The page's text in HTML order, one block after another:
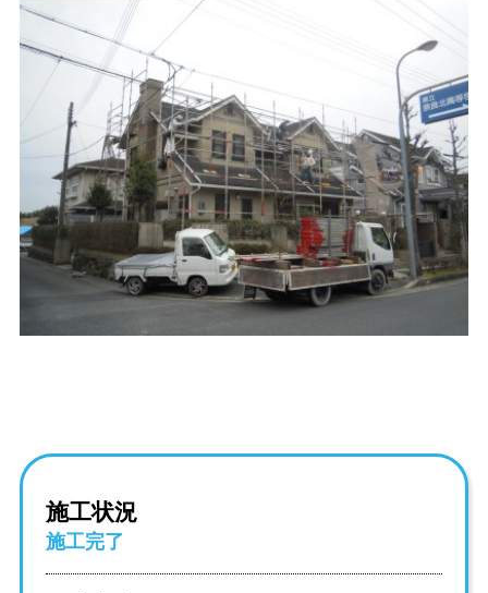
施工状況
施工完了